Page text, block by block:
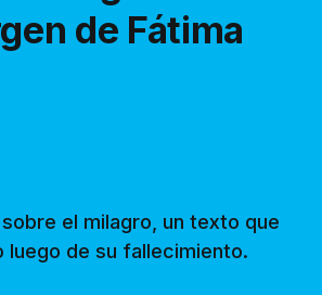
de Fátima
el milagro, un texto que
luego de su fallecimiento.